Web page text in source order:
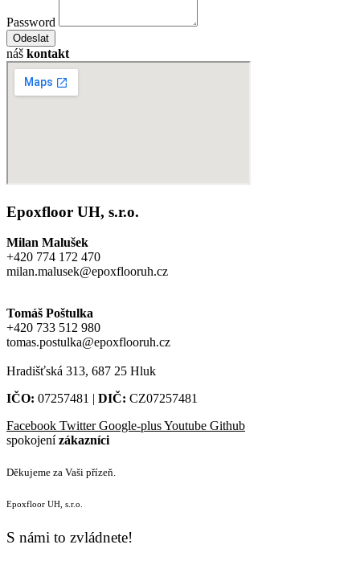
Password
Odeslat
náš kontakt
Epoxfloor UH, s.r.o.
Milan Malušek
+420 774 172 470
milan.malusek@epoxflooruh.cz
Tomáš Poštulka
+420 733 512 980
tomas.postulka@epoxflooruh.cz
Hradišťská 313, 687 25 Hluk
IČO: 07257481 | DIČ: CZ07257481
Facebook Twitter Google-plusYoutube Github
spokojenízákazníci
Děkujeme za Vaši přízeň.
Epoxfloor UH, s.r.o.
S námi to zvládnete!